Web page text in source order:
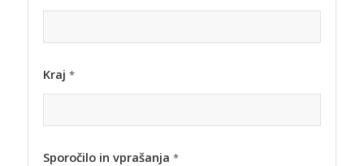
Kraj *
Sporočilo in vprašanja *